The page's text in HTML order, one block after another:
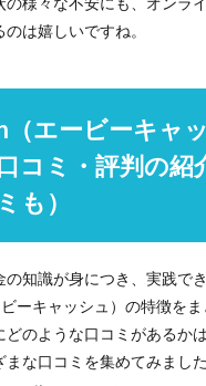
は嬉しいですね。
（エービーキャ
コミ・評判の紹
も）
の知識が身につき、実践で
ーキャッシュ）の特徴をま
どのような口コミがあるか
な口コミを集めてみました